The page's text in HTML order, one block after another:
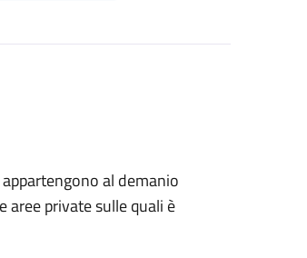
al demanio
aree private sulle quali è